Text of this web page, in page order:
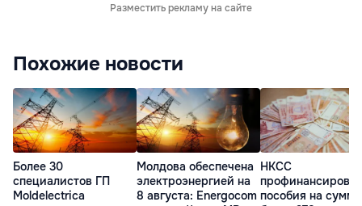
Разместить рекламу на сайте
Похожие новости
Более 30
специалистов ГП
Moldelectrica
Молдова обеспечена
электроэнергией на
8 августа: Energocom
НКСС
пособия на сумму